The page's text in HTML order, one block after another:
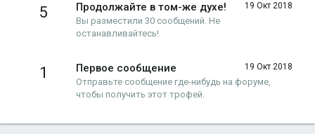
5 19 Окт 2018
Продолжайте в том-же духе!
Вы разместили 30 сообщений. Не
останавливайтесь!
1 19 Окт 2018
Первое сообщение
Отправьте сообщение где-нибудь на форуме,
чтобы получить этот трофей.